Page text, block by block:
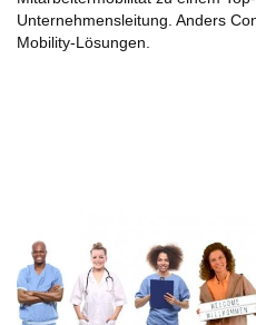
Unternehmensleitung. Anders
Mobility-Lösungen.